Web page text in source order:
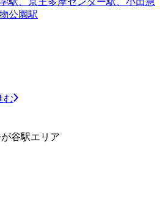
公園駅
む
谷駅エリア